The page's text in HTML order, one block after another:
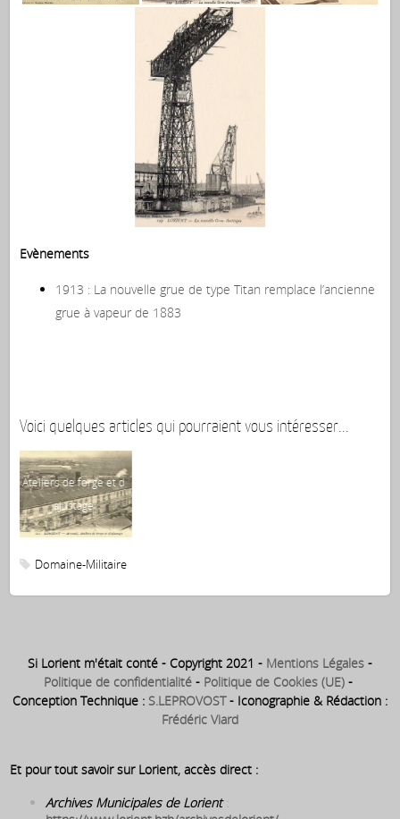
Evènements
1913 : La nouvelle grue de type Titan remplace l’ancienne
grue à vapeur de 1883
Voici quelques articles qui pourraient vous intéresser...
Château de Tréfaven
Domaine-Militaire
Si Lorient m'était conté - Copyright 2021 - Mentions Légales -
Politique de confidentialité - Politique de Cookies (UE) -
Conception Technique : S.LEPROVOST- Iconographie & Rédaction :
Frédéric Viard
Et pour tout savoir sur Lorient, accès direct :
Archives Municipales de Lorient